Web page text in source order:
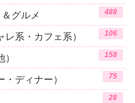
グルメ 488
系・カフェ系） 106
158
ディナー） 75
28